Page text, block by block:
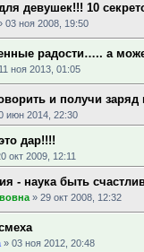
девушек!!! 10
03 ноя 2008, 19:50
радости….. а
11 ноя 2013, 01:05
и получи заряд
июн 2014, 22:30
дар!!!!
окт 2009, 12:11
- наука быть
» 29 окт 2008, 12:32
» 03 ноя 2012, 20:48